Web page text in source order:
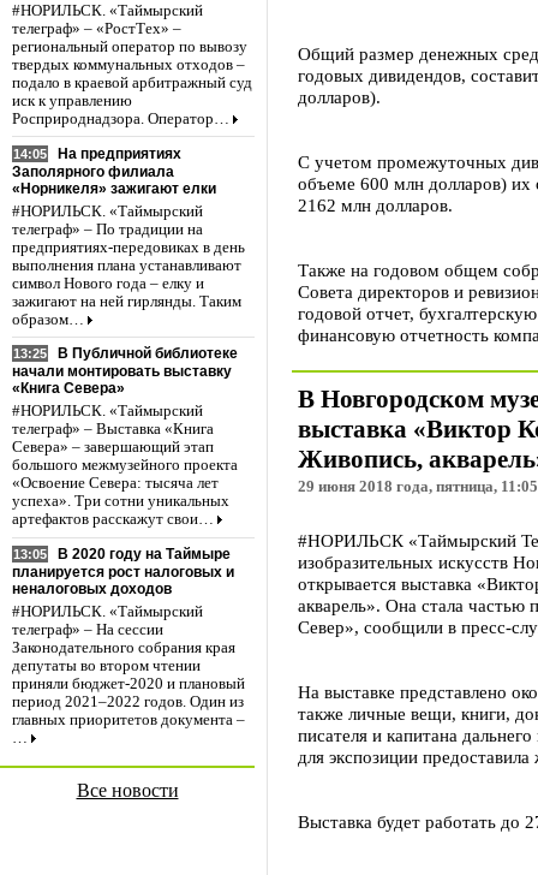
#НОРИЛЬСК. «Таймырский
телеграф» – «РостТех» –
региональный оператор по вывозу
твердых коммунальных отходов –
подало в краевой арбитражный суд
иск к управлению
Росприроднадзора. Оператор…
14:05
На предприятиях
Заполярного филиала
«Норникеля» зажигают елки
#НОРИЛЬСК. «Таймырский
телеграф» – По традиции на
предприятиях-передовиках в день
выполнения плана устанавливают
символ Нового года – елку и
зажигают на ней гирлянды. Таким
образом…
13:25
В Публичной библиотеке
начали монтировать выставку
«Книга Севера»
#НОРИЛЬСК. «Таймырский
телеграф» – Выставка «Книга
Севера» – завершающий этап
большого межмузейного проекта
«Освоение Севера: тысяча лет
успеха». Три сотни уникальных
артефактов расскажут свои…
13:05
В 2020 году на Таймыре
планируется рост налоговых и
неналоговых доходов
#НОРИЛЬСК. «Таймырский
телеграф» – На сессии
Законодательного собрания края
депутаты во втором чтении
приняли бюджет-2020 и плановый
период 2021–2022 годов. Один из
главных приоритетов документа –
…
Все новости
Общий размер денежных
годовых дивидендов,
долларов).
С учетом промежуточных
объеме 600 млн долларов)
2162 млн долларов.
Также на годовом общем
Совета директоров и
годовой отчет,
финансовую отчетность
В Новгородском
выставка «Виктор
Живопись,
29 июня 2018 года, пятница, 11:05
#НОРИЛЬСК «Таймырский
изобразительных искусств
открывается выставка
акварель». Она стала
Север», сообщили в пресс-
На выставке представлено
также личные вещи, книги,
писателя и капитана
для экспозиции
Выставка будет работать до